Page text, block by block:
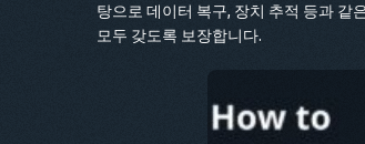
탕으로 데이터 복구, 장치 추적 등과 같
모두 갖도록 보장합니다.